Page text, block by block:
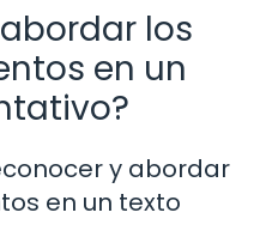
los
en un
y abordar
en un texto